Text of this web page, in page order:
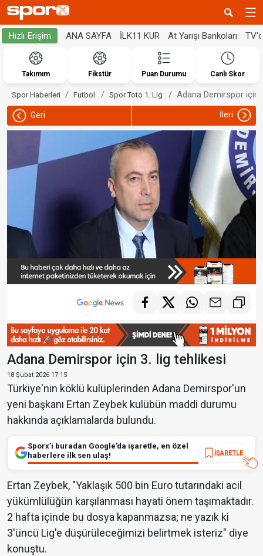
Hızlı Erişim ANA SAYFA İLK11 KUR At Yarışı Bankoları
Takımım Fikstür Puan Durumu Canlı Skor
Spor Haberleri Futbol Spor Toto 1. Lig Adana Demirspor için
Geri İleri
Adana Demirspor için 3. lig tehlikesi
18 Şubat 2026 17:15
Türkiye'nin köklü kulüplerinden Adana Demirspor'un
yeni başkanı Ertan Zeybek kulübün maddi durumu
hakkında açıklamalarda bulundu.
Sporx’i buradan Google’da işaretle, en özel
haberlere ilk sen ulaş!
İŞARETLE
Ertan Zeybek, "Yaklaşık 500 bin Euro tutarındaki acil
yükümlülüğün karşılanması hayati önem taşımaktadır.
2 hafta içinde bu dosya kapanmazsa; ne yazık ki
3'üncü Lig'e düşürüleceğimizi belirtmek isteriz" diye
konuştu.